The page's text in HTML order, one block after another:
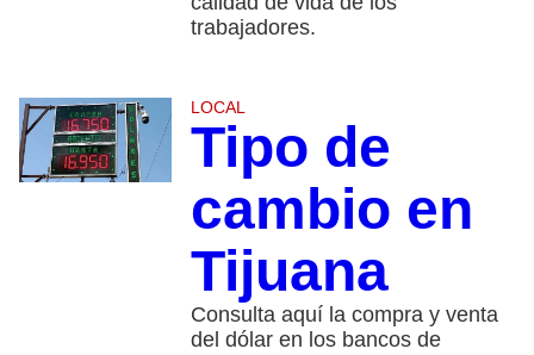
trabajadores.
LOCAL
Tipo de
cambio en
Tijuana
Consulta aquí la compra y venta
del dólar en los bancos de